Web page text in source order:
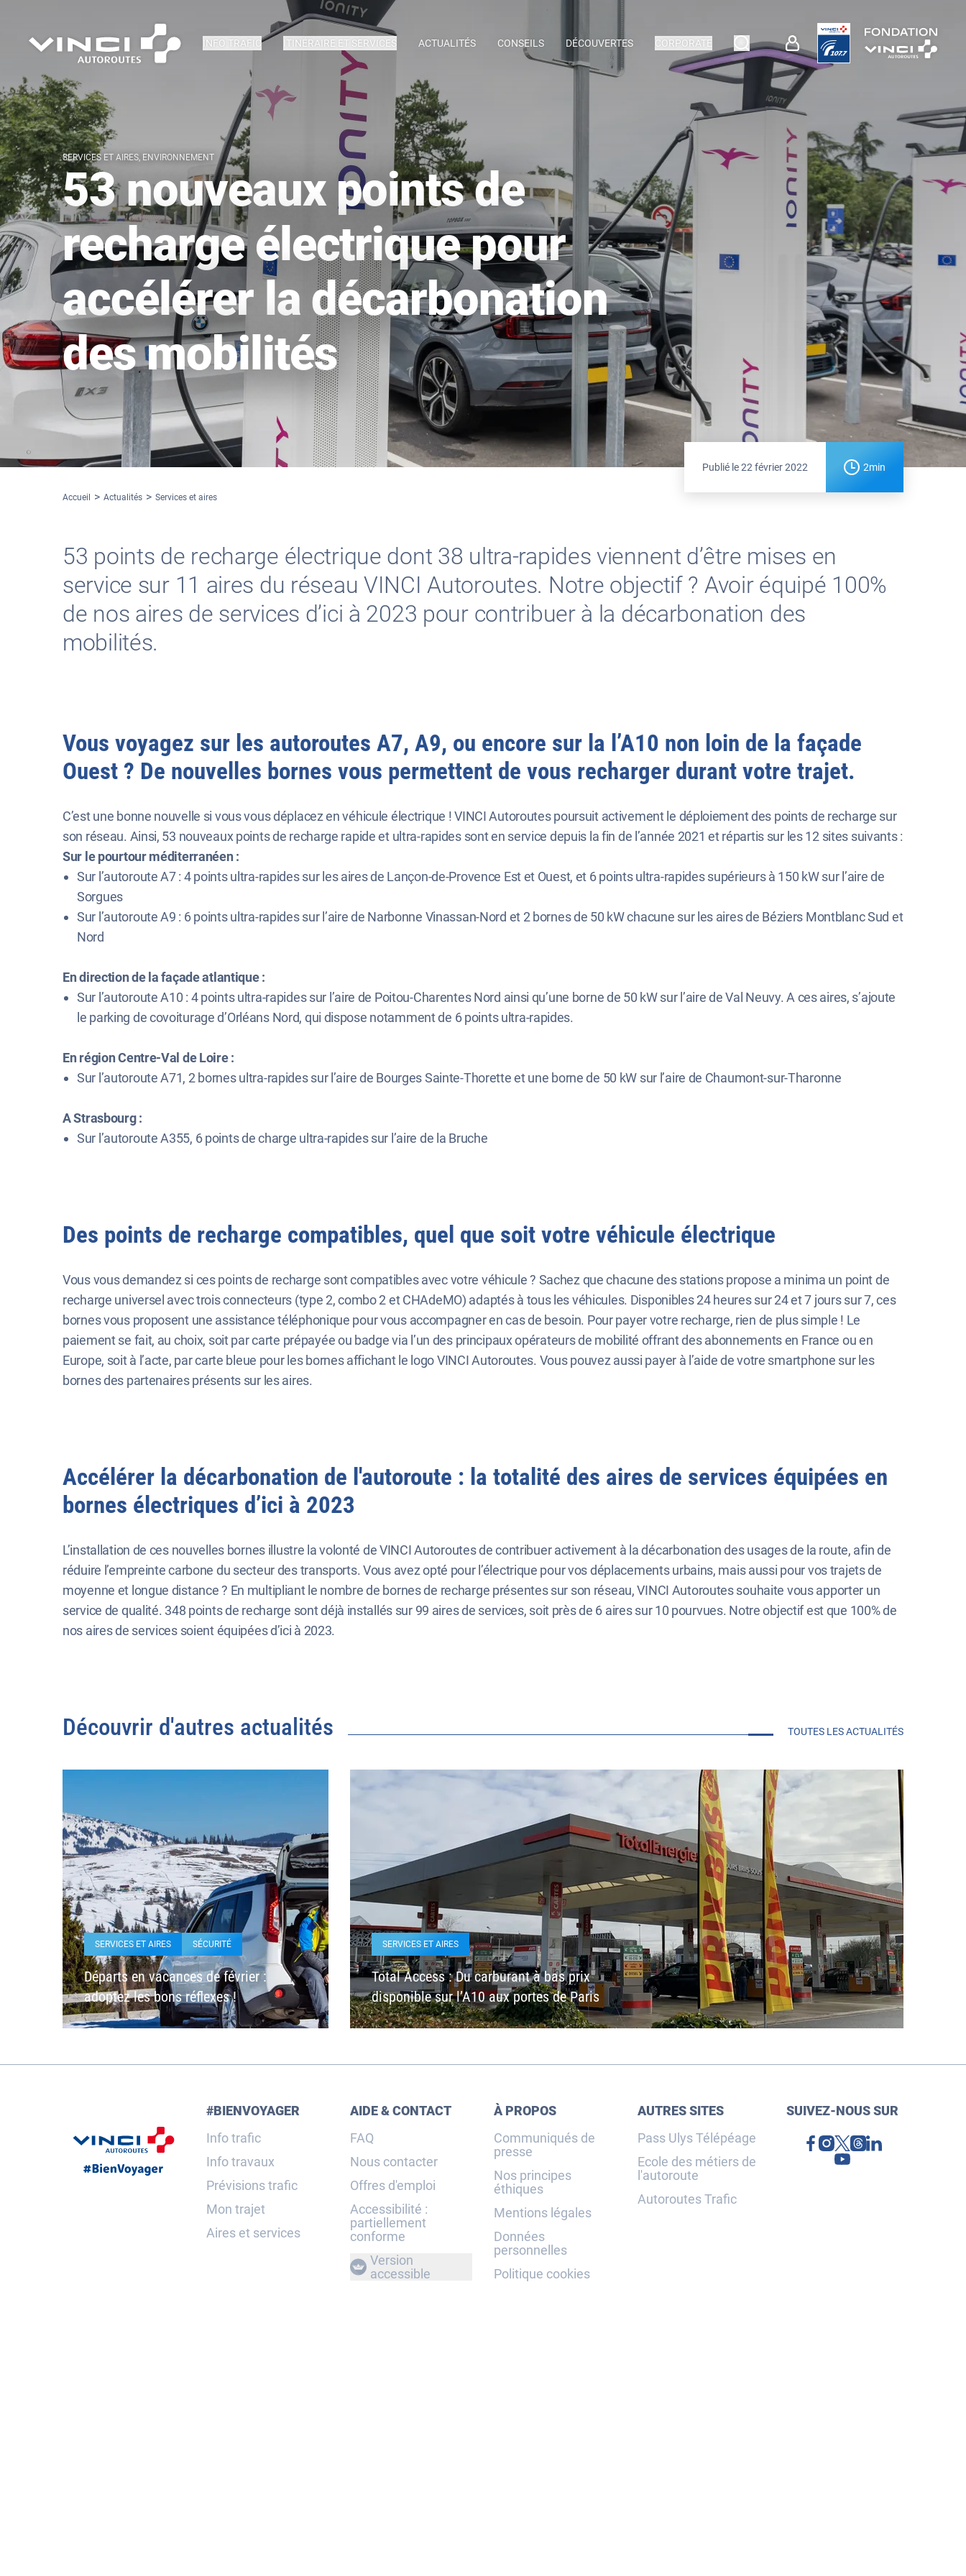
INFO TRAFIC ITINÉRAIRE ET SERVICES ACTUALITÉS CONSEILS DÉCOUVERTES CORPORATE
SERVICES ET AIRES, ENVIRONNEMENT
53 nouveaux points de
recharge électrique pour
accélérer la décarbonation
des mobilités
Publié le22 février 2022 2min
Accueil Actualités Services et aires
53 points de recharge électrique dont 38 ultra-rapides viennent d’être mises en
service sur 11 aires du réseau VINCI Autoroutes. Notre objectif ? Avoir équipé 100%
de nos aires de services d’ici à 2023 pour contribuer à la décarbonation des
mobilités.
Vous voyagez sur les autoroutes A7, A9, ou encore sur la l’A10 non loin de la façade
Ouest ? De nouvelles bornes vous permettent de vous recharger durant votre trajet.
C’est une bonne nouvelle si vous vous déplacez en véhicule électrique ! VINCI Autoroutes poursuit activement le déploiement des points de recharge sur
son réseau. Ainsi, 53 nouveaux points de recharge rapide et ultra-rapides sont en service depuis la fin de l’année 2021 et répartis sur les 12 sites suivants :
Sur le pourtour méditerranéen :
Sur l’autoroute A7 : 4 points ultra-rapides sur les aires de Lançon-de-Provence Est et Ouest, et 6 points ultra-rapides supérieurs à 150 kW sur l’aire de
Sorgues
Sur l’autoroute A9 : 6 points ultra-rapides sur l’aire de Narbonne Vinassan-Nord et 2 bornes de 50 kW chacune sur les aires de Béziers Montblanc Sud et
Nord
En direction de la façade atlantique :
Sur l’autoroute A10 : 4 points ultra-rapides sur l’aire de Poitou-Charentes Nord ainsi qu’une borne de 50 kW sur l’aire de Val Neuvy. A ces aires, s’ajoute
le parking de covoiturage d’Orléans Nord, qui dispose notamment de 6 points ultra-rapides.
En région Centre-Val de Loire :
Sur l’autoroute A71, 2 bornes ultra-rapides sur l’aire de Bourges Sainte-Thorette et une borne de 50 kW sur l’aire de Chaumont-sur-Tharonne
A Strasbourg :
Sur l’autoroute A355, 6 points de charge ultra-rapides sur l’aire de la Bruche
Des points de recharge compatibles, quel que soit votre véhicule électrique
Vous vous demandez si ces points de recharge sont compatibles avec votre véhicule ? Sachez que chacune des stations propose a minima un point de
recharge universel avec trois connecteurs (type 2, combo 2 et CHAdeMO) adaptés à tous les véhicules. Disponibles 24 heures sur 24 et 7 jours sur 7, ces
bornes vous proposent une assistance téléphonique pour vous accompagner en cas de besoin. Pour payer votre recharge, rien de plus simple ! Le
paiement se fait, au choix, soit par carte prépayée ou badge via l’un des principaux opérateurs de mobilité offrant des abonnements en France ou en
Europe, soit à l’acte, par carte bleue pour les bornes affichant le logo VINCI Autoroutes. Vous pouvez aussi payer à l’aide de votre smartphone sur les
bornes des partenaires présents sur les aires.
Accélérer la décarbonation de l'autoroute : la totalité des aires de services équipées en
bornes électriques d’ici à 2023
L’installation de ces nouvelles bornes illustre la volonté de VINCI Autoroutes de contribuer activement à la décarbonation des usages de la route, afin de
réduire l’empreinte carbone du secteur des transports. Vous avez opté pour l’électrique pour vos déplacements urbains, mais aussi pour vos trajets de
moyenne et longue distance ? En multipliant le nombre de bornes de recharge présentes sur son réseau, VINCI Autoroutes souhaite vous apporter un
service de qualité. 348 points de recharge sont déjà installés sur 99 aires de services, soit près de 6 aires sur 10 pourvues. Notre objectif est que 100% de
nos aires de services soient équipées d’ici à 2023.
Découvrir d'autres actualités TOUTES LES ACTUALITÉS
SERVICES ET AIRES SÉCURITÉ
Départs en vacances de février :
adoptez les bons réflexes !
SERVICES ET AIRES
Total Access : Du carburant à bas prix
disponible sur l’A10 aux portes de Paris
#BIENVOYAGER
Info trafic
Info travaux
Prévisions trafic
Mon trajet
Aires et services
AIDE & CONTACT
FAQ
Nous contacter
Offres d'emploi
Accessibilité :
partiellement
conforme
Version
accessible
À PROPOS
Communiqués de
presse
Nos principes
éthiques
Mentions légales
Données
personnelles
Politique cookies
AUTRES SITES
Pass Ulys Télépéage
Ecole des métiers de
l'autoroute
Autoroutes Trafic
SUIVEZ-NOUS SUR